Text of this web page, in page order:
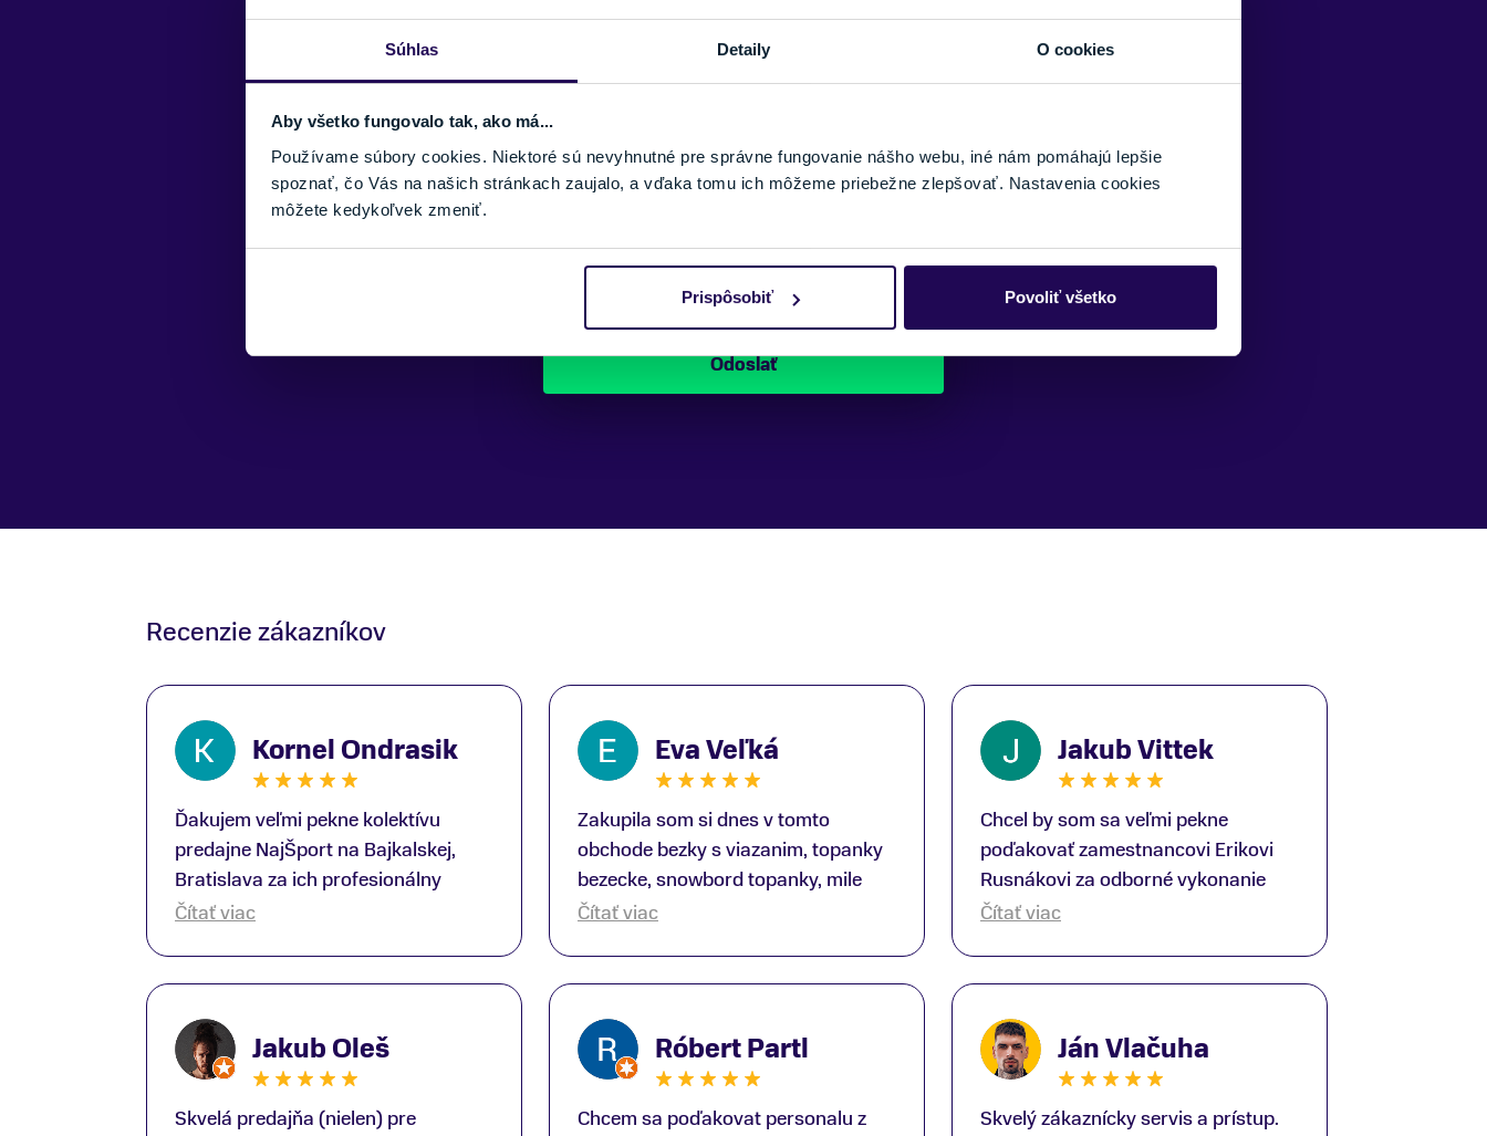
Súhlas Detaily O cookies
Aby všetko fungovalo tak, ako má...
Používame súbory cookies. Niektoré sú nevyhnutné pre správne fungovanie nášho webu, iné nám pomáhajú lepšie
spoznať, čo Vás na našich stránkach zaujalo, a vďaka tomu ich môžeme priebežne zlepšovať. Nastavenia cookies
môžete kedykoľvek zmeniť.
Prispôsobiť Povoliť všetko
Náš špecialista vám, čo najskôr zavolá
ohľadom tohto produktu.
Recenzie zákazníkov
Kornel Ondrasik
Ďakujem veľmi pekne kolektívu
predajne NajŠport na Bajkalskej,
Bratislava za ich profesionálny
prístup k zákazníkom; Zvlášť
ako aj prilby.. všetko značka Atomic;
Pán Martin Guniš mi svojou
odbornosťou otvoril nové obzory a
dozvedel som sa, vďaka jeho
Čítať viac
Eva Veľká
Zakupila som si dnes v tomto
obchode bezky s viazanim, topanky
bezecke, snowbord topanky, mile
prekvapenie ako Peter, ktory nas
Čítať viac
Jakub Vittek
Chcel by som sa veľmi pekne
poďakovať zamestnancovi Erikovi
Rusnákovi za odborné vykonanie
bike-fittingu. Je to super človek na
otázky odpovedal bez zaváhania.
Ešte raz ďakujem.
Čítať viac
Jakub Oleš
Skvelá predajňa (nielen) pre
Róbert Partl
Chcem sa poďakovat personalu z
Ján Vlačuha
Skvelý zákaznícky servis a prístup.